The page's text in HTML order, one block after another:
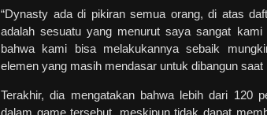
“Dynasty ada di pikiran semua orang, di atas
adalah sesuatu yang menurut saya sangat
bahwa kami bisa melakukannya sebaik
elemen yang masih mendasar untuk dibangun saat
Terakhir, dia mengatakan bahwa lebih dari 120
dalam game tersebut, meskipun tidak dapat